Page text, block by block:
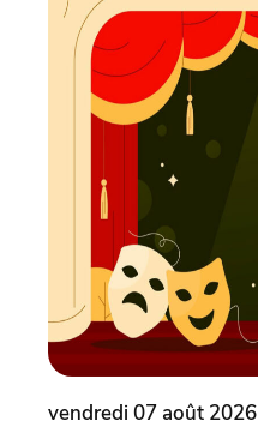
vendredi 07 août 2026